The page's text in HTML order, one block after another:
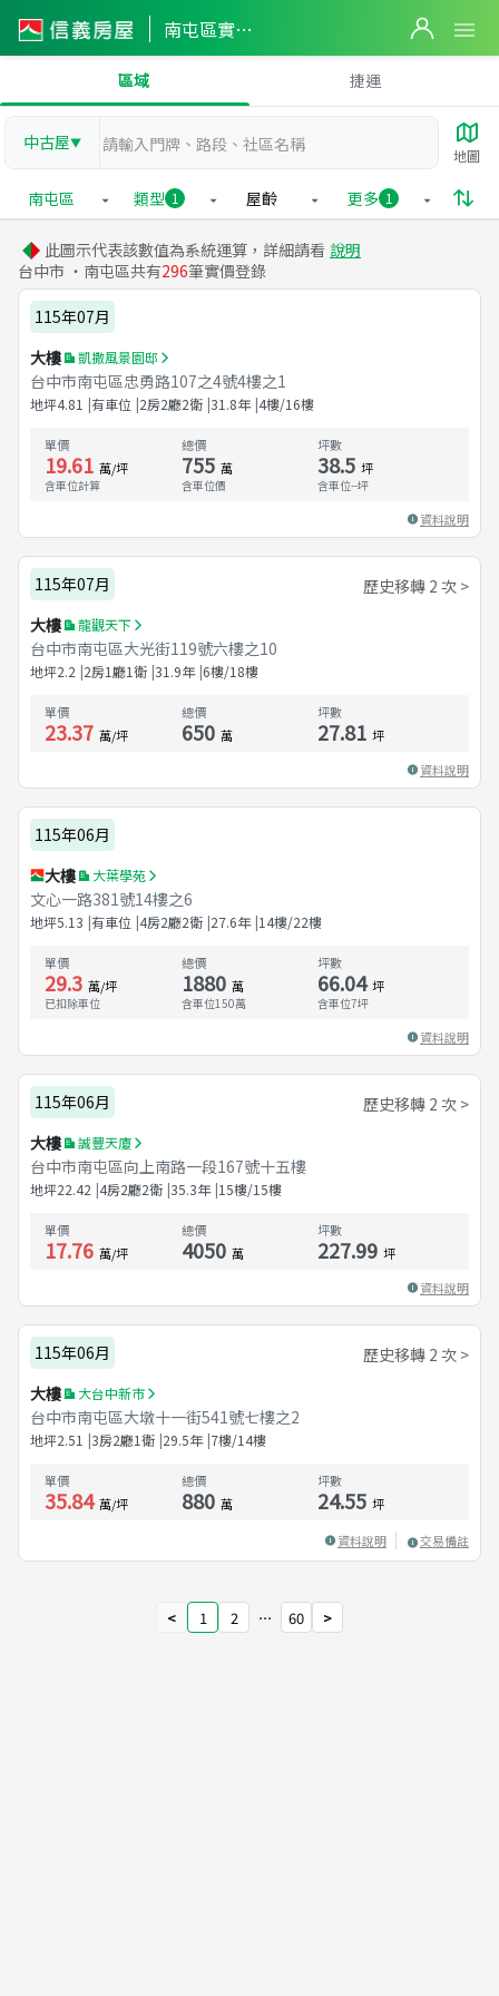
南屯區實價登錄
區域 捷運
中古屋▼
地圖
南屯區 類型 1 屋齡 更多 1
此圖示代表該數值為系統運算，詳細請看 說明
台中市 ・南屯區共有296筆實價登錄
115年07月
大樓
凱撒風景園邸
台中市南屯區忠勇路107之4號4樓之1
地坪4.81 有車位 2房2廳2衛 31.8年 4樓/16樓
單價
19.61 萬/坪
含車位計算
總價
755 萬
含車位價
坪數
38.5 坪
含車位--坪
資料說明
115年07月
歷史移轉 2 次 >
大樓
龍觀天下
台中市南屯區大光街119號六樓之10
地坪2.2 2房1廳1衛 31.9年 6樓/18樓
單價
23.37 萬/坪
總價
650 萬
坪數
27.81 坪
資料說明
115年06月
大樓
大葉學苑
文心一路381號14樓之6
地坪5.13 有車位 4房2廳2衛 27.6年 14樓/22樓
單價
29.3 萬/坪
已扣除車位
總價
1880 萬
含車位150萬
坪數
66.04 坪
含車位7坪
資料說明
115年06月
歷史移轉 2 次 >
大樓
誠豐天廈
台中市南屯區向上南路一段167號十五樓
地坪22.42 4房2廳2衛 35.3年 15樓/15樓
單價
17.76 萬/坪
總價
4050 萬
坪數
227.99 坪
資料說明
115年06月
歷史移轉 2 次 >
大樓
大台中新市
台中市南屯區大墩十一街541號七樓之2
地坪2.51 3房2廳1衛 29.5年 7樓/14樓
單價
35.84 萬/坪
總價
880 萬
坪數
24.55 坪
資料說明 交易備註
< 1 2 ⋯ 60 >